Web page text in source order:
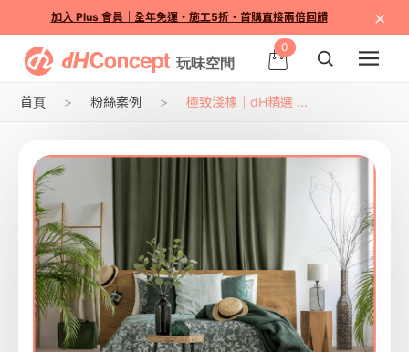
加入 Plus 會員｜全年免運・施工5折・首購直接兩倍回饋 ×
0
首頁 粉絲案例 極致淺橡｜dH精選 ...